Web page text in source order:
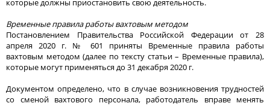
Временные правила работы вахтовым методом
Постановлением Правительства Российской Федерации от 28
апреля 2020 г. № 601 приняты Временные правила работы
вахтовым методом (далее по тексту статьи – Временные правила),
которые могут применяться до 31 декабря 2020 г.
Документом определено, что в случае возникновения трудностей
со сменой вахтового персонала, работодатель вправе менять